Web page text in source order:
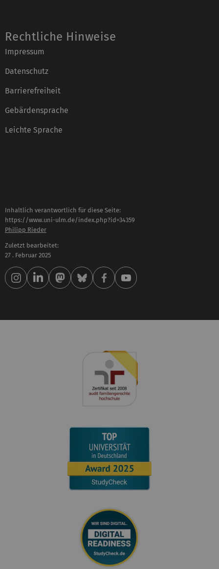
Rechtliche Hinweise
Impressum
Datenschutz
Barrierefreiheit
Gebärdensprache
Leichte Sprache
Inhaltlich verantwortlich für diese Seite:
https://www.uni-ulm.de/index.php?id=34359
Philipp Rieder
Zuletzt bearbeitet:
27 . Februar 2025